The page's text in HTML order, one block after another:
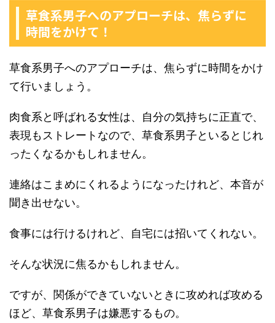
草食系男子へのアプローチは、焦らずに
時間をかけて！
草食系男子へのアプローチは、焦らずに時間をかけ
て行いましょう。
肉食系と呼ばれる女性は、自分の気持ちに正直で、
表現もストレートなので、草食系男子といるとじれ
ったくなるかもしれません。
連絡はこまめにくれるようになったけれど、本音が
聞き出せない。
食事には行けるけれど、自宅には招いてくれない。
そんな状況に焦るかもしれません。
ですが、関係ができていないときに攻めれば攻める
ほど、草食系男子は嫌悪するもの。